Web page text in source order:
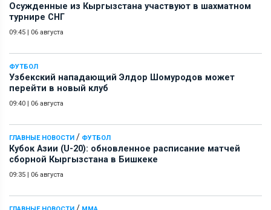
Осужденные из Кыргызстана участвуют в шахматном
турнире СНГ
09:45 | 06 августа
ФУТБОЛ
Узбекский нападающий Элдор Шомуродов может
перейти в новый клуб
09:40 | 06 августа
ГЛАВНЫЕ НОВОСТИ / ФУТБОЛ
Кубок Азии (U-20): обновленное расписание матчей
сборной Кыргызстана в Бишкеке
09:35 | 06 августа